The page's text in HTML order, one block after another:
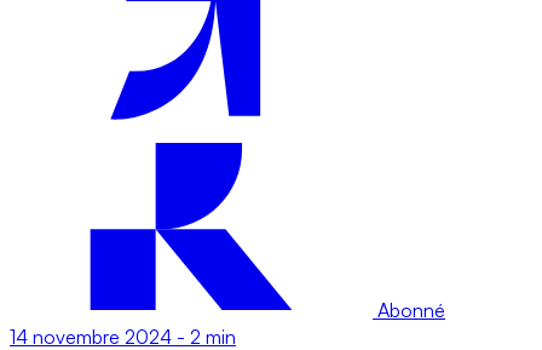
Abonné
14 novembre 2024 - 2 min